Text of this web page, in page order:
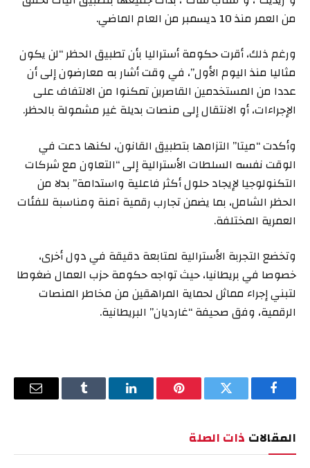
من العمر منذ 10 ديسمبر من العام الماضي.
ورغم ذلك، أقرت حكومة أستراليا بأن تطبيق الحظر “لن يكون
مثاليا منذ اليوم الأول”، في وقت أشار به معارضون إلى أن
عددا من المستخدمين القاصرين تمكنوا من الالتفاف على
الإجراءات، أو الانتقال إلى منصات بديلة غير مشمولة بالحظر.
وأكدت “ميتا” التزامها بتطبيق القانون، لكنها دعت في
الوقت نفسه السلطات الأسترالية إلى “التعاون مع شركات
التكنولوجيا لإيجاد حلول أكثر فاعلية واستدامة” بدلا من
الحظر الشامل، بما يضمن تجارب رقمية آمنة ومناسبة للفئات
العمرية المختلفة.
وتخضع التجربة الأسترالية لمتابعة دقيقة في دول أخرى،
خصوصا في بريطانيا، حيث تواجه حكومة حزب العمال ضغوطا
لتبني إجراء مماثل لحماية المراهقين من مخاطر المنصات
الرقمية، وفق صحيفة “غارديان” البريطانية.
فيسبوك تويتر بينتيريستلينكدإن Tumblr
البريد
المقالات ذات الصلة